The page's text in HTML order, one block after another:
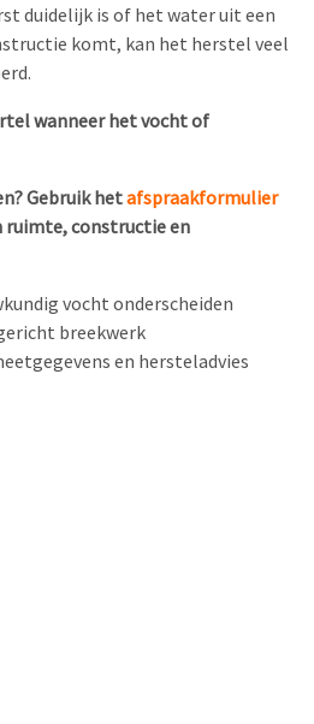
duidelijk is of het water uit een
komt, kan het herstel veel
wanneer het vocht of
Gebruik hetafspraakformulier
ruimte, constructie en
vocht onderscheiden
breekwerk
en hersteladvies